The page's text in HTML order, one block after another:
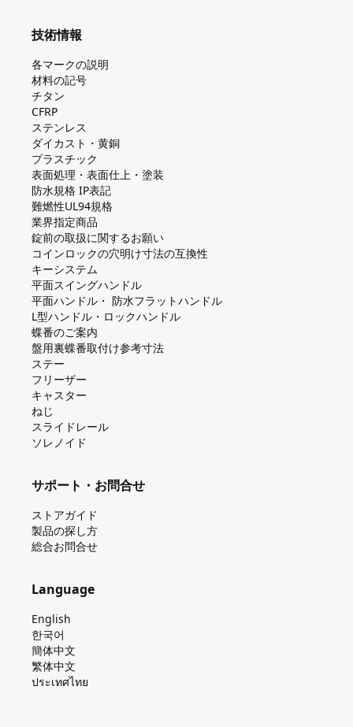
技術情報
各マークの説明
材料の記号
チタン
CFRP
ステンレス
ダイカスト・⻩銅
プラスチック
表面処理・表面仕上・塗装
防⽔規格 IP表記
難燃性UL94規格
業界指定商品
錠前の取扱に関するお願い
コインロックの⽳明け⼨法の互換性
キーシステム
平⾯スイングハンドル
平⾯ハンドル・ 防⽔フラットハンドル
L型ハンドル・ロックハンドル
蝶番のご案内
盤⽤裏蝶番取付け参考⼨法
ステー
フリーザー
キャスター
ねじ
スライドレール
ソレノイド
サポート・お問合せ
ストアガイド
製品の探し⽅
総合お問合せ
Language
English
한국어
簡体中文
繁体中文
ประเทศไทย